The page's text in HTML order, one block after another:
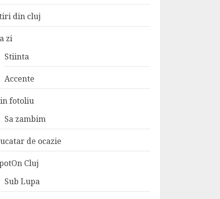
din cluj
zi
Stiinta
Accente
fotoliu
Sa zambim
de ocazie
Cluj
Sub Lupa